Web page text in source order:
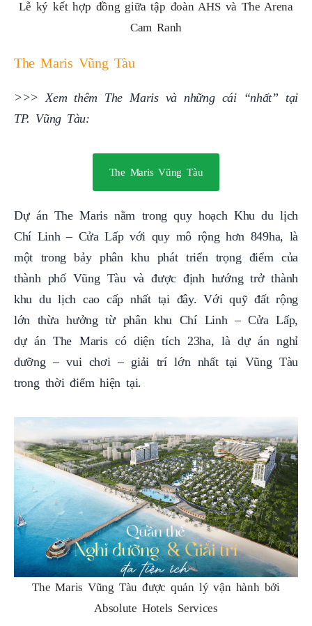
Lễ ký kết hợp đồng giữa tập đoàn AHS và The Arena
Cam Ranh
The Maris Vũng Tàu
>>> Xem thêm The Maris và những cái “nhất” tại
TP. Vũng Tàu:
The Maris Vũng Tàu
Dự án The Maris nằm trong quy hoạch Khu du lịch
Chí Linh – Cửa Lấp với quy mô rộng hơn 849ha, là
một trong bảy phân khu phát triển trọng điểm của
thành phố Vũng Tàu và được định hướng trở thành
khu du lịch cao cấp nhất tại đây. Với quỹ đất rộng
lớn thừa hưởng từ phân khu Chí Linh – Cửa Lấp,
dự án The Maris có diện tích 23ha, là dự án nghỉ
dưỡng – vui chơi – giải trí lớn nhất tại Vũng Tàu
trong thời điểm hiện tại.
The Maris Vũng Tàu được quản lý vận hành bởi
Absolute Hotels Services